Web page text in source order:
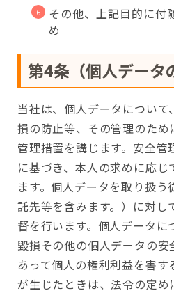
その他、上記目的に付
め
第4条（個人データ
当社は、個人データについ
損の防止等、その管理のた
管理措置を講じます。安全
に基づき、本人の求めに応
ます。個人データを取り扱
託先等を含みます。）に対し
督を行います。個人データに
毀損その他の個人データの
あって個人の権利利益を害
が生じたときは、法令の定め